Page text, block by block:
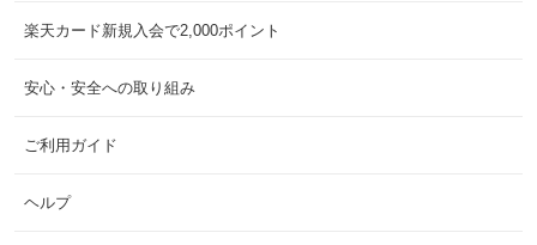
楽天カード新規入会で2,000ポイント
安心・安全への取り組み
ご利用ガイド
ヘルプ